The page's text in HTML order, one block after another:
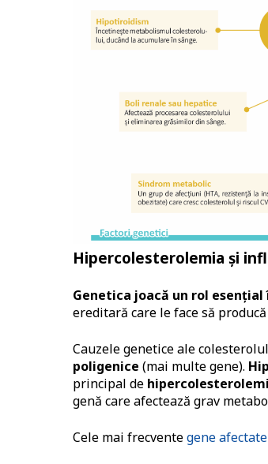
Hipercolesterolemia și
Genetica joacă un rol
ereditară care le face să
Cauzele genetice ale
poligenice (mai multe gene).
principal de
genă care afectează grav
Cele mai frecventegene afectate